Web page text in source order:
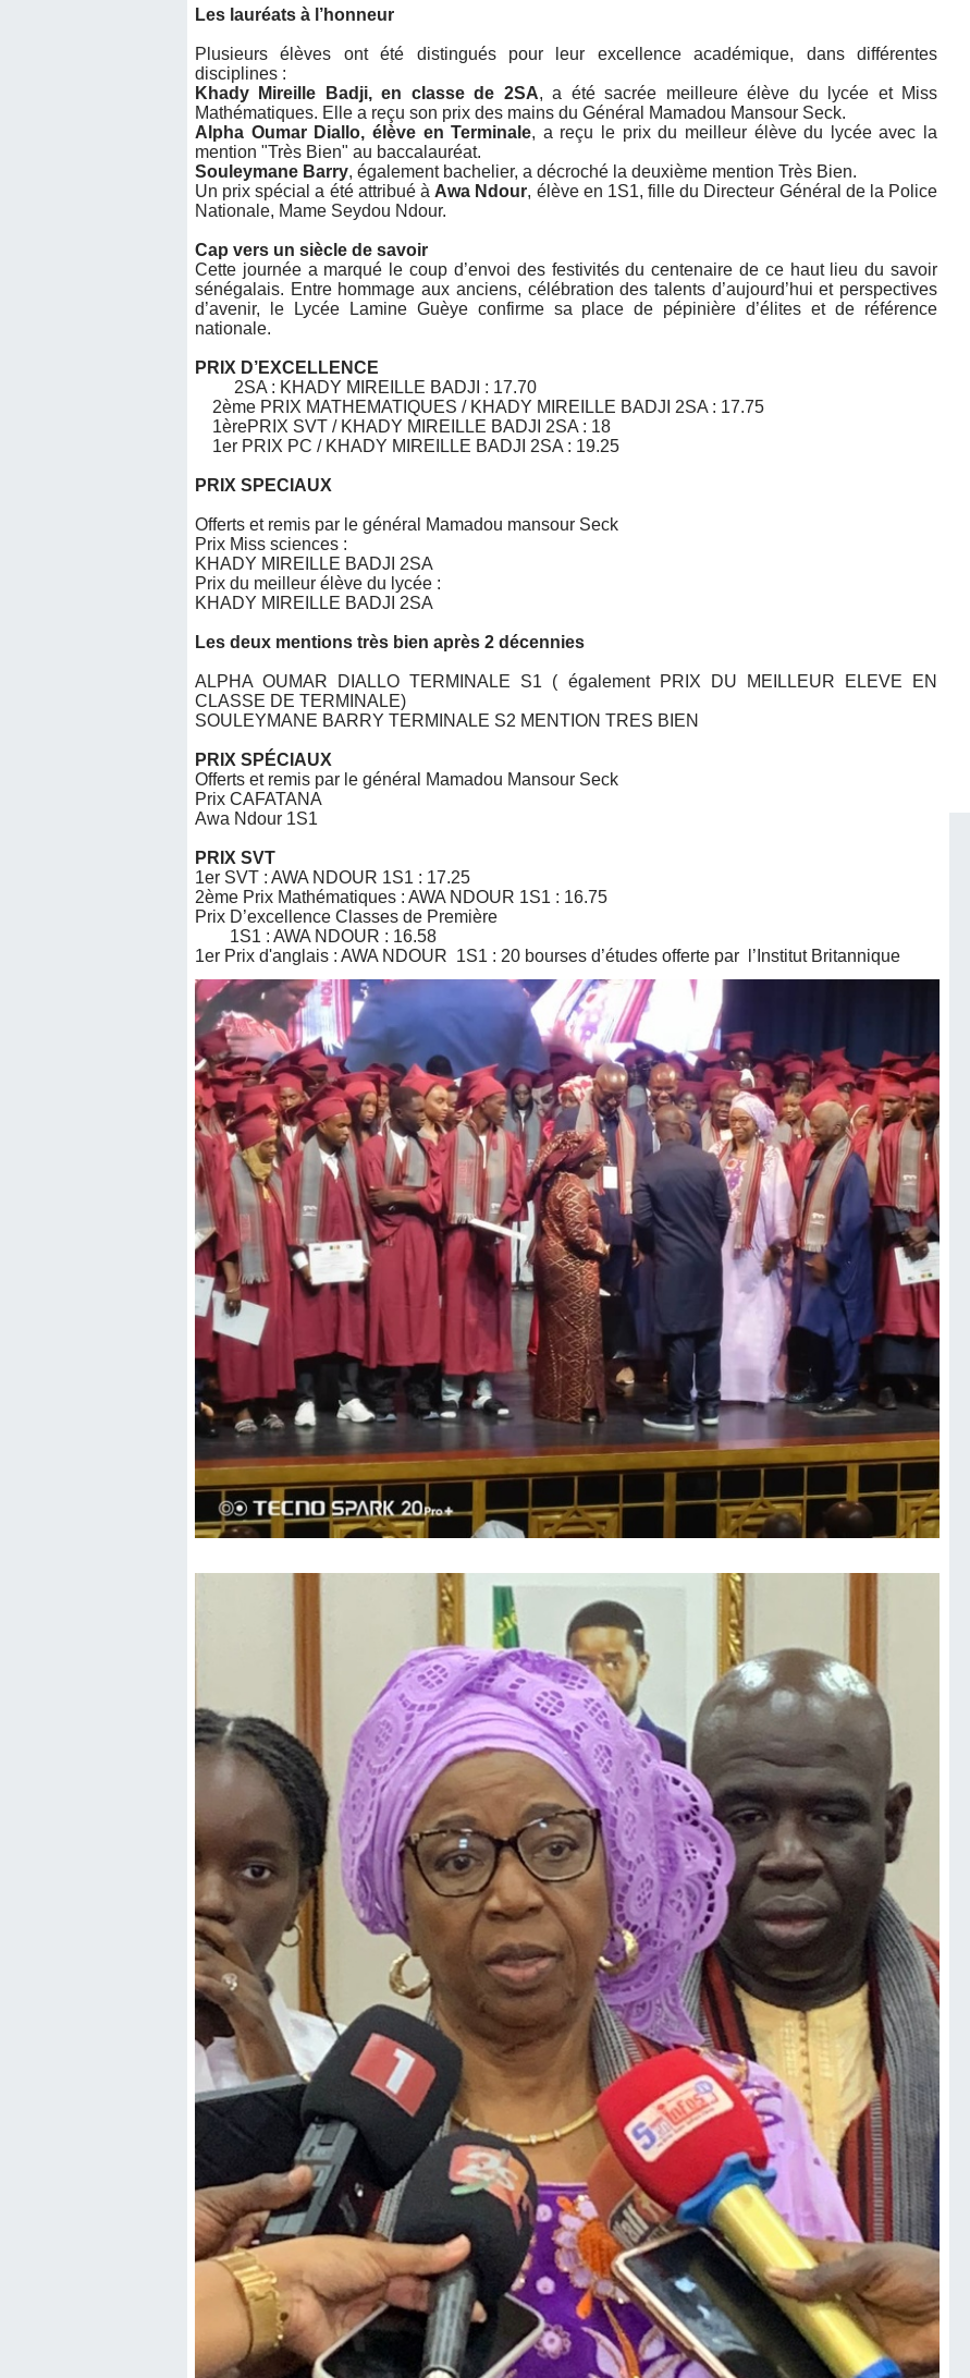
Les lauréats à l’honneur
Plusieurs élèves ont été distingués pour leur excellence académique, dans différentes
disciplines :
Khady Mireille Badji, en classe de 2SA, a été sacrée meilleure élève du lycée et Miss
Mathématiques. Elle a reçu son prix des mains du Général Mamadou Mansour Seck.
Alpha Oumar Diallo, élève en Terminale, a reçu le prix du meilleur élève du lycée avec la
mention "Très Bien" au baccalauréat.
Souleymane Barry, également bachelier, a décroché la deuxième mention Très Bien.
Un prix spécial a été attribué à Awa Ndour, élève en 1S1, fille du Directeur Général de la Police
Nationale, Mame Seydou Ndour.
Cap vers un siècle de savoir
Cette journée a marqué le coup d’envoi des festivités du centenaire de ce haut lieu du savoir
sénégalais. Entre hommage aux anciens, célébration des talents d’aujourd’hui et perspectives
d’avenir, le Lycée Lamine Guèye confirme sa place de pépinière d’élites et de référence
nationale.
PRIX D’EXCELLENCE
2SA : KHADY MIREILLE BADJI : 17.70
2ème PRIX MATHEMATIQUES / KHADY MIREILLE BADJI 2SA : 17.75
1èrePRIX SVT / KHADY MIREILLE BADJI 2SA : 18
1er PRIX PC / KHADY MIREILLE BADJI 2SA : 19.25
PRIX SPECIAUX
Offerts et remis par le général Mamadou mansour Seck
Prix Miss sciences :
KHADY MIREILLE BADJI 2SA
Prix du meilleur élève du lycée :
KHADY MIREILLE BADJI 2SA
Les deux mentions très bien après 2 décennies
ALPHA OUMAR DIALLO TERMINALE S1 ( également PRIX DU MEILLEUR ELEVE EN
CLASSE DE TERMINALE)
SOULEYMANE BARRY TERMINALE S2 MENTION TRES BIEN
PRIX SPÉCIAUX
Offerts et remis par le général Mamadou Mansour Seck
Prix CAFATANA
Awa Ndour 1S1
PRIX SVT
1er SVT : AWA NDOUR 1S1 : 17.25
2ème Prix Mathématiques : AWA NDOUR 1S1 : 16.75
Prix D’excellence Classes de Première
1S1 : AWA NDOUR : 16.58
1er Prix d'anglais : AWA NDOUR 1S1 : 20 bourses d’études offerte par l’Institut Britannique